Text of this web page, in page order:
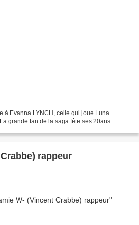
à Evanna LYNCH, celle qui joue Luna
grande fan de la saga fête ses 20ans.
rappeur